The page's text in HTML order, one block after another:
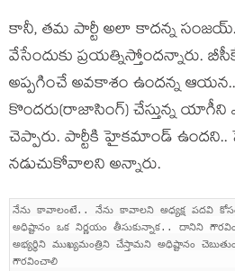
కానీ, త‌మ పార్టీ అలా కాద‌న్న సంజ‌య్‌..
వేసేందుకు ప్ర‌య‌త్నిస్తోందన్నారు.
అప్ప‌గించే అవ‌కాశం ఉంద‌న్న
కొంద‌రు(రాజాసింగ్‌) చేస్తున్న యాగీని
చెప్పారు. పార్టీకి హైక‌మాండ్ ఉంద‌ని..
న‌డుచుకోవాల‌ని అన్నారు.
నేను కావాలంటే.. నేను కావాల‌ని అధ్య‌క్ష ప‌ద‌వి
అధిష్టానం ఒక నిర్ణ‌యం తీసుకున్నాక‌.. దానిని
అభ్య‌ర్థిని ముఖ్య‌మంత్రిని చేస్తామ‌ని అధిష్టానం
గౌర‌వించాలి